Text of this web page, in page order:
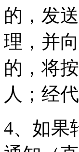
的，发
理，并
的，将
人；经
4、如果